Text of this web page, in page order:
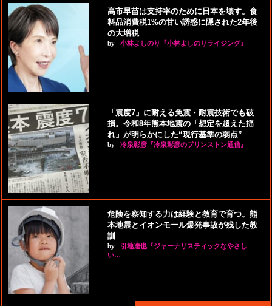
高市早苗は支持率のために日本を壊す。食
料品消費税1%の甘い誘惑に隠された2年後
の大増税
by 小林よしのり『小林よしのりライジング』
「震度7」に耐える免震・耐震技術でも破
損。令和8年熊本地震の「想定を超えた揺
れ」が明らかにした“現行基準の弱点”
by 冷泉彰彦『冷泉彰彦のプリンストン通信』
危険を察知する力は経験と教育で育つ。熊
本地震とイオンモール爆発事故が残した教
訓
by
引地達也『ジャーナリスティックなやさし
い…